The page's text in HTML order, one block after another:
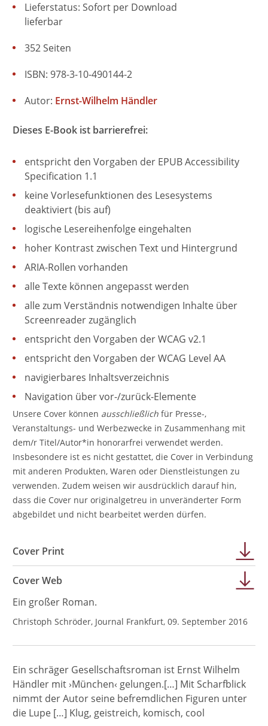
Lieferstatus: Sofort per Download
lieferbar
ISBN: 978-3-10-490144-2
352 Seiten
Autor: Ernst-Wilhelm Händler
Dieses E-Book ist barrierefrei:
entspricht den Vorgaben der EPUB Accessibility
Specification 1.1
keine Vorlesefunktionen des Lesesystems
deaktiviert (bis auf)
logische Lesereihenfolge eingehalten
hoher Kontrast zwischen Text und Hintergrund
ARIA-Rollen vorhanden
alle Texte können angepasst werden
alle zum Verständnis notwendigen Inhalte über
Screenreader zugänglich
entspricht den Vorgaben der WCAG v2.1
entspricht den Vorgaben der WCAG Level AA
navigierbares Inhaltsverzeichnis
Navigation über vor-/zurück-Elemente
Unsere Cover können ausschließlichfür Presse-,
Veranstaltungs- und Werbezwecke in Zusammenhang mit
dem/r Titel/Autor*in honorarfrei verwendet werden.
Insbesondere ist es nicht gestattet, die Cover in Verbindung
mit anderen Produkten, Waren oder Dienstleistungen zu
verwenden. Zudem weisen wir ausdrücklich darauf hin,
dass die Cover nur originalgetreu in unveränderter Form
abgebildet und nicht bearbeitet werden dürfen.
Cover Print
Cover Web
Ein großer Roman.
Christoph Schröder, Journal Frankfurt, 09. September 2016
Ein schräger Gesellschaftsroman ist Ernst Wilhelm
Händler mit ›München‹ gelungen.[…] Mit Scharfblick
nimmt der Autor seine befremdlichen Figuren unter
die Lupe […] Klug, geistreich, komisch, cool